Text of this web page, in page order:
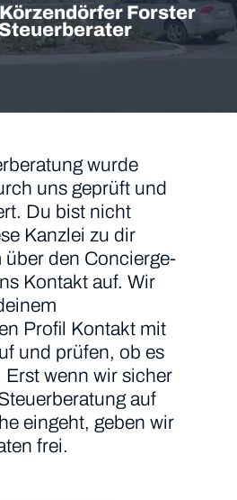
Forster
wurde
uns geprüft und
Du bist nicht
Kanzlei zu dir
den Concierge-
Kontakt auf. Wir
Profil Kontakt mit
und prüfen, ob es
Erst wenn wir sicher
auf
eingeht, geben wir
frei.